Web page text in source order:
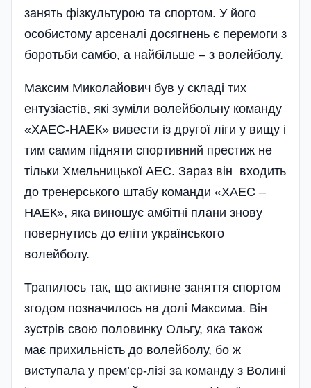
занять фізкультурою та спортом. У його
особистому арсеналі досягнень є перемоги з
боротьби самбо, а найбільше – з волейболу.
Максим Миколайович був у складі тих
ентузіастів, які зуміли волейбольну команду
«ХАЕС-НАЕК» вивести із другої ліги у вищу і
тим самим підняти спортивний престиж не
тільки Хмельницької АЕС. Зараз він входить
до тренерського штабу команди «ХАЕС –
НАЕК», яка виношує амбітні плани знову
повернутись до еліти українського
волейболу.
Трапилось так, що активне заняття спортом
згодом позначилось на долі Максима. Він
зустрів свою половинку Ольгу, яка також
має прихильність до волейболу, бо ж
виступала у прем’єр-лізі за команду з Волині